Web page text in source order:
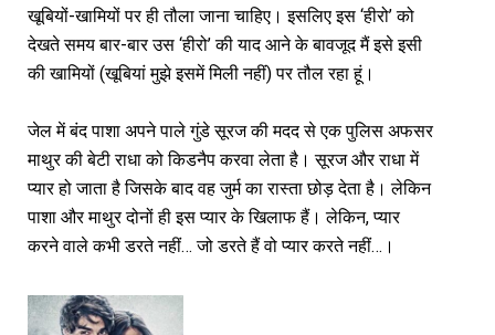
खूबियों-खामियों पर ही तौला जाना चाहिए। इसलिए इस ‘हीरो’ को
देखते समय बार-बार उस ‘हीरो’ की याद आने के बावजूद मैं इसे इसी
की खामियों (खूबियां मुझे इसमें मिली नहीं) पर तौल रहा हूं।
जेल में बंद पाशा अपने पाले गुंडे सूरज की मदद से एक पुलिस अफसर
माथुर की बेटी राधा को किडनैप करवा लेता है। सूरज और राधा में
प्यार हो जाता है जिसके बाद वह जुर्म का रास्ता छोड़ देता है। लेकिन
पाशा और माथुर दोनों ही इस प्यार के खिलाफ हैं। लेकिन, प्यार
करने वाले कभी डरते नहीं… जो डरते हैं वो प्यार करते नहीं…।